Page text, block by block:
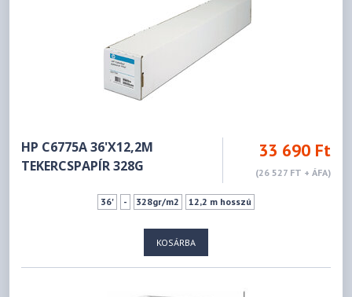
HP C6775A 36'X12,2M
TEKERCSPAPÍ­R 328G
33 690 Ft
(26 527 FT + ÁFA)
36' - 328gr/m2 12,2 m hosszú
KOSÁRBA